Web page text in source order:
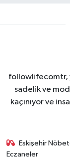
followlifecomtr,
sadelik ve
kaçınıyor ve
Eskişehir
Eczaneler